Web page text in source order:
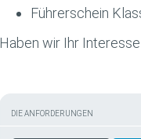
Führerschein
Haben wir Ihr
DIE ANFORDERUNGEN